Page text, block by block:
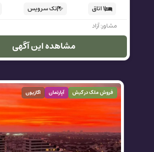
۱ اتاق تک سرویس
مشاور: آزاد
مشاهده این آگهی
فروش ملک در کیش آپارتمان اکازیون